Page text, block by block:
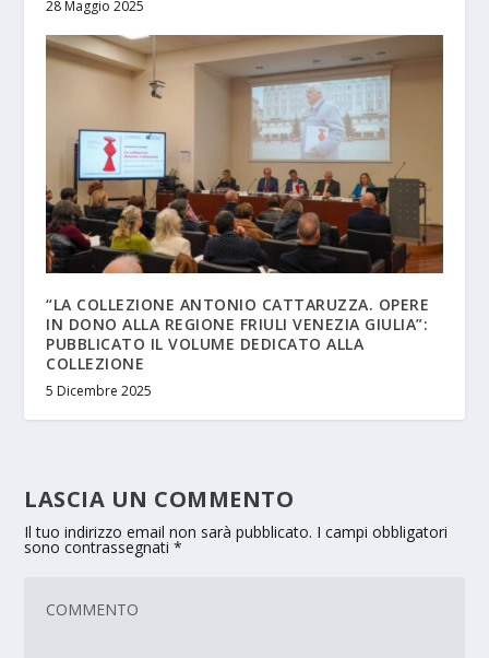
28 Maggio 2025
“LA COLLEZIONE ANTONIO CATTARUZZA. OPERE
IN DONO ALLA REGIONE FRIULI VENEZIA GIULIA”:
PUBBLICATO IL VOLUME DEDICATO ALLA
COLLEZIONE
5 Dicembre 2025
LASCIA UN COMMENTO
Il tuo indirizzo email non sarà pubblicato. I campi obbligatori
sono contrassegnati*